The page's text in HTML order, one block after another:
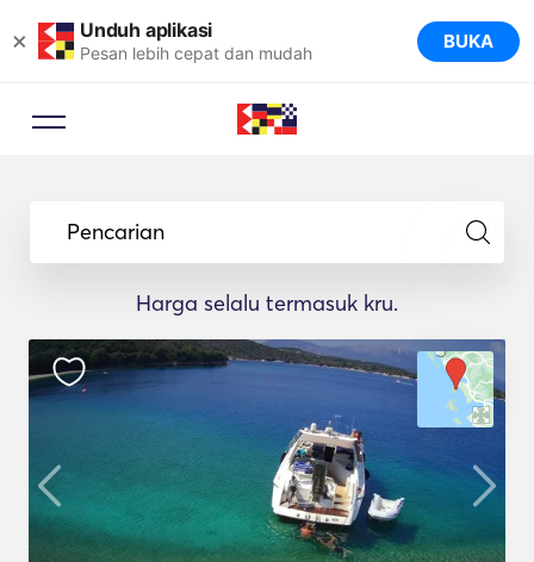
× Unduh aplikasi
Pesan lebih cepat dan mudah BUKA
Pencarian
Harga selalu termasuk kru.